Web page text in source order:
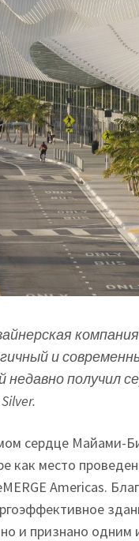
компания
и
недавно
сердце Майами-
как место
Americas.
и признано одним